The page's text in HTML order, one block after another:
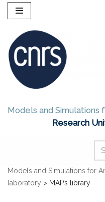
to
content
Models and
Research
Models and Simulations for
laboratory > MAP’s library